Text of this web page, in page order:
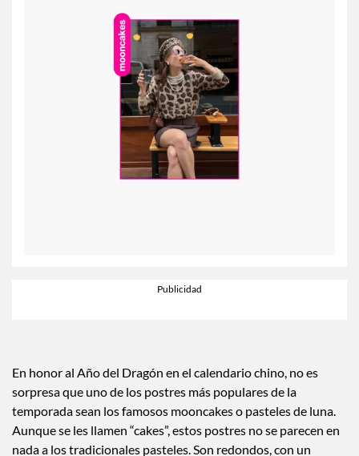
En honor al Año del Dragón en el calendario chino, no es
sorpresa que uno de los postres más populares de la
temporada sean los famosos mooncakes o pasteles de luna.
Aunque se les llamen “cakes”, estos postres no se parecen en